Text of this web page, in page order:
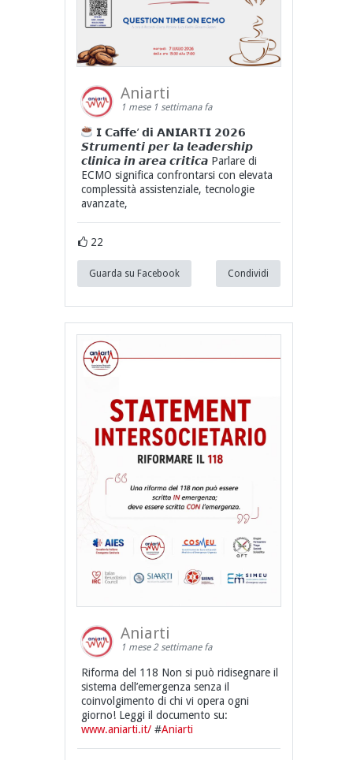
Aniarti
1 mese 1 settimana fa
𝗜 𝗖𝗮𝗳𝗳𝗲’ 𝗱𝗶 𝗔𝗡𝗜𝗔𝗥𝗧𝗜 𝟮𝟬𝟮𝟲
𝙎𝙩𝙧𝙪𝙢𝙚𝙣𝙩𝙞 𝙥𝙚𝙧 𝙡𝙖 𝙡𝙚𝙖𝙙𝙚𝙧𝙨𝙝𝙞𝙥
𝙘𝙡𝙞𝙣𝙞𝙘𝙖 𝙞𝙣 𝙖𝙧𝙚𝙖 𝙘𝙧𝙞𝙩𝙞𝙘𝙖 Parlare di
ECMO significa confrontarsi con elevata
complessità assistenziale, tecnologie
avanzate,
22
Guarda su Facebook Condividi
Aniarti
1 mese 2 settimane fa
Riforma del 118 Non si può ridisegnare il
sistema dell’emergenza senza il
coinvolgimento di chi vi opera ogni
giorno! Leggi il documento su:
www.aniarti.it/#Aniarti